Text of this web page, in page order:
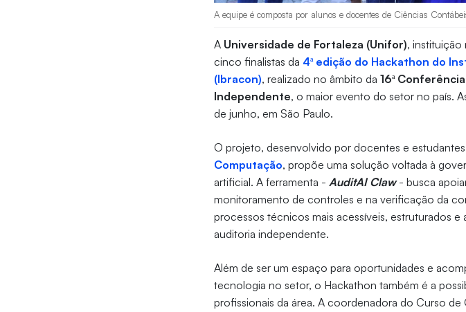
A equipe é composta por alunos e docentes de Ciências
A Universidade de Fortaleza (Unifor), instituição
cinco finalistas da 4ª edição do Hackathon do
(Ibracon), realizado no âmbito da16ª
Independente, o maior evento do setor no país.
de junho, em São Paulo.
O projeto, desenvolvido por docentes e
Computação, propõe uma solução voltada à
artificial. A ferramenta -AuditAI Claw - busca
monitoramento de controles e na verificação da
processos técnicos mais acessíveis, estruturados
auditoria independente.
Além de ser um espaço para oportunidades e
tecnologia no setor, o Hackathon também é a
profissionais da área. A coordenadora do Curso de